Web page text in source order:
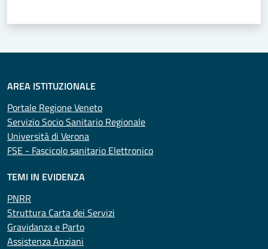
AREA ISTITUZIONALE
Portale Regione Veneto
Servizio Socio Sanitario Regionale
Università di Verona
FSE - Fascicolo sanitario Elettronico
TEMI IN EVIDENZA
PNRR
Struttura Carta dei Servizi
Gravidanza e Parto
Assistenza Anziani